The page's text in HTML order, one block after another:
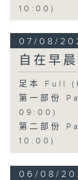
10:00)
07/08/
自在早晨
足本 Full
第一部份
09:00)
第二部份
10:00)
06/08/